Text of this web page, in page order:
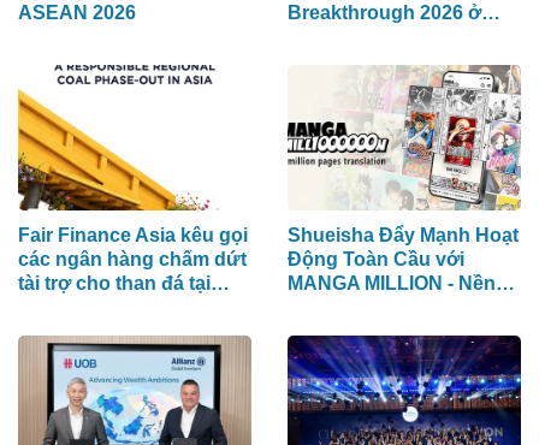
ASEAN 2026
Breakthrough 2026 ở
Mạng Xã Hội, Phân Phối
Thông Cáo Báo Chí và
Tối Ưu Hóa Công Cụ Trả
Lời (AEO)
Fair Finance Asia kêu gọi
các ngân hàng chấm dứt
tài trợ cho than đá tại
các biện pháp bảo vệ xã
Shueisha Đẩy Mạnh Hoạt
Động Toàn Cầu với
MANGA MILLION - Nền
Tranh Nhật Bản) Hỗ Trợ
100 Ngôn Ngữ